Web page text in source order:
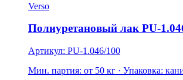
Verso
Полиуретановый лак PU-
Артикул: PU-1.046/100
Мин. партия: от 50 кг · Упаковка: